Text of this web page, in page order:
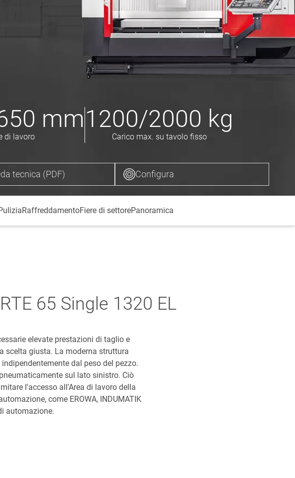
mm
di lavoro
1200/2000 kg
Carico max. su tavolo fisso
tecnica (PDF) Configura
RaffreddamentoFiere di settorePanoramica
65 Single 1320 EL
elevate prestazioni di taglio e
scelta giusta. La moderna struttura
dal peso del pezzo.
sul lato sinistro. Ciò
l'accesso all'Area di lavoro della
come EROWA, INDUMATIK
automazione.